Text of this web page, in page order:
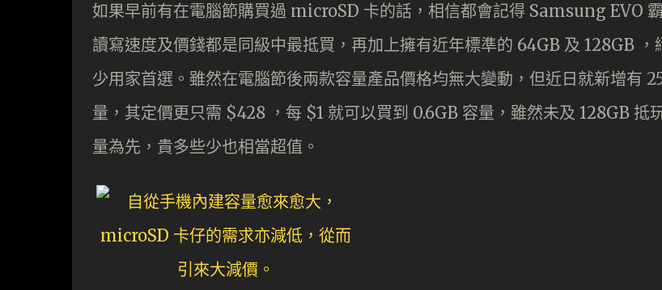
如果早前有在電腦節購買過 microSD 卡的話，相信都會記得 Samsung EVO
讀寫速度及價錢都是同級中最抵買，再加上擁有近年標準的 64GB 及 128GB ，
少用家首選。雖然在電腦節後兩款容量產品價格均無大變動，但近日就新增有
量，其定價更只需 $428 ，每 $1 就可以買到 0.6GB 容量，雖然未及 128GB 抵
量為先，貴多些少也相當超值。